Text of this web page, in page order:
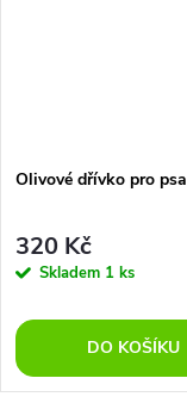
Olivové dřívko pro psa
320 Kč
Skladem 1 ks
DO KOŠÍKU